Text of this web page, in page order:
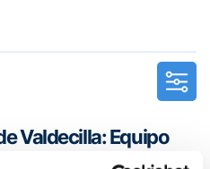
Valdecilla: Equipo